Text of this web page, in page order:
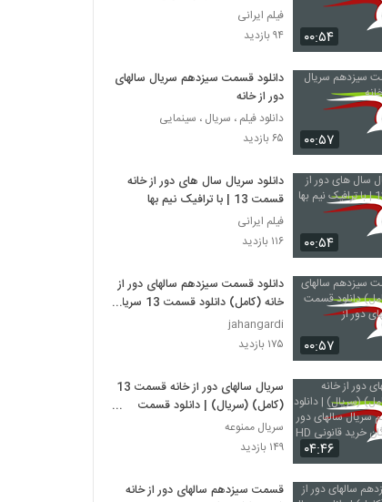
۰۰:۵۴
فیلم ایرانی
۹۴ بازدید
۰۰:۵۷
دانلود قسمت سیزدهم سریال سالهای
دور از خانه
دانلود فیلم ، سریال ، سینمایی
۶۵ بازدید
۰۰:۵۴
دانلود سریال سال های دور از خانه
قسمت 13 | با ترافیک نیم بها
فیلم ایرانی
۱۱۶ بازدید
۰۰:۵۷
دانلود قسمت سیزدهم سالهای دور از
خانه (کامل) دانلود قسمت 13 سریال
سالهای دور از خانه(قانونی)
jahangardi
۱۷۵ بازدید
۰۴:۴۶
سریال سالهای دور از خانه قسمت 13
(کامل) (سریال) | دانلود قسمت
سیزدهم سریال سالهای دور از خانه غیر
رایگان خرید قانونی HD
سریال ممنوعه
۱۴۹ بازدید
قسمت سیزدهم سالهای دور از خانه